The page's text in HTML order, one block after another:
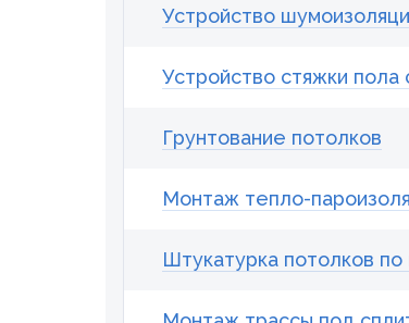
Устройство
Устройство стяжки пола
Грунтование потолков
Монтаж тепло-
Штукатурка потолков